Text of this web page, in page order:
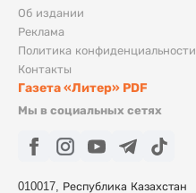
Об издании
Реклама
Политика конфиденциальности
Контакты
Газета «Литер» PDF
Мы в социальных сетях
010017, Республика Казахстан